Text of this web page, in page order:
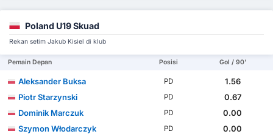
Poland U19 Skuad
Rekan setim Jakub Kisiel di klub
Pemain Depan Posisi Gol / 90'
Aleksander Buksa PD
1.56
Piotr Starzynski
PD
0.67
Dominik Marczuk
PD
0.00
Szymon Włodarczyk
PD
0.00